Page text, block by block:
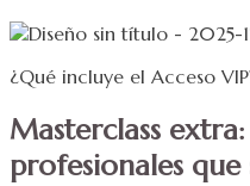
¿Qué incluye el Acceso
Masterclass
profesionales